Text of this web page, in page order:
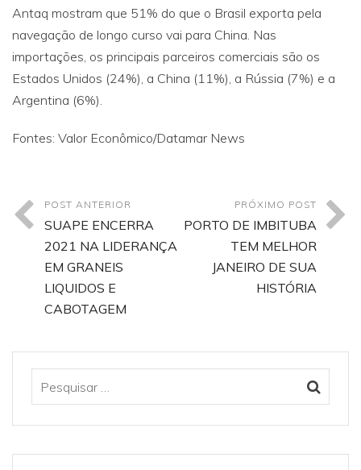
Antaq mostram que 51% do que o Brasil exporta pela
navegação de longo curso vai para China. Nas
importações, os principais parceiros comerciais são os
Estados Unidos (24%), a China (11%), a Rússia (7%) e a
Argentina (6%).
Fontes: Valor Econômico/Datamar News
POST ANTERIOR
SUAPE ENCERRA
2021 NA LIDERANÇA
EM GRANEIS
LIQUIDOS E
CABOTAGEM
PRÓXIMO POST
PORTO DE IMBITUBA
TEM MELHOR
JANEIRO DE SUA
HISTÓRIA